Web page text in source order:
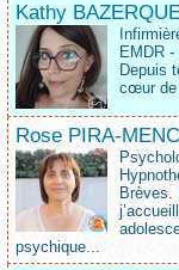
Kathy
EMDR
Depuis
cœur de
Rose PIRA-
Brèves.
psychique...